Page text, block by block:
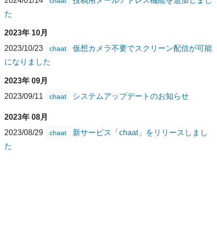
た
2023年 10月
2023/10/23
chaat
仮想カメラ不要でスクリーン配信が可能
になりました
2023年 09月
2023/09/11
chaat システムアップデートのお知らせ
2023年 08月
2023/08/29
chaat
新サービス「chaat」をリリースしまし
た